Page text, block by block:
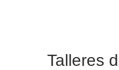
Talleres